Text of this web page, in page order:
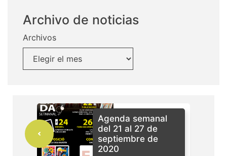
Archivo de noticias
Archivos
Agenda semanal
del 21 al 27 de
septiembre de
2020